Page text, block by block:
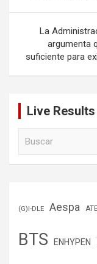
entradas
La
argumenta
suficiente para
Live
(G)I-DLE Aespa
BTS ENHYPEN